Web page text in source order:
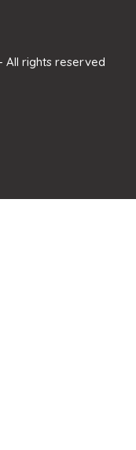
All rights reserved